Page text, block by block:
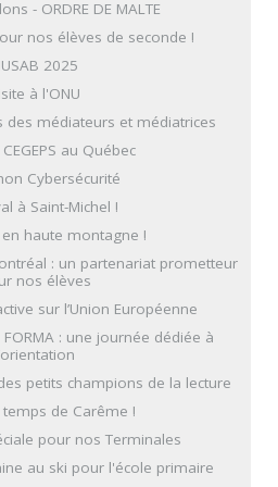
- ORDRE DE MALTE
nos élèves de seconde !
2025
à l'ONU
des médiateurs et médiatrices
au Québec
Cybersécurité
à Saint-Michel !
haute montagne !
: un partenariat prometteur
nos élèves
sur l’Union Européenne
: une journée dédiée à
petits champions de la lecture
temps de Carême !
pour nos Terminales
au ski pour l'école primaire